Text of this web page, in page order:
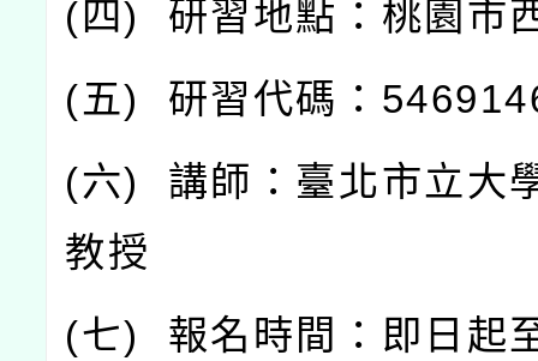
( 四) 研習地點：桃園市
(五) 研習代碼：
(六) 講師：臺北市立大
教授
(七) 報名時間：即日起